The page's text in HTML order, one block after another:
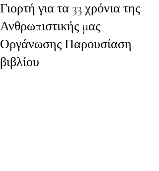
Γιορτή για τα 33 χρόνια της
Ανθρωπιστικής μας
Οργάνωσης Παρουσίαση
βιβλίου